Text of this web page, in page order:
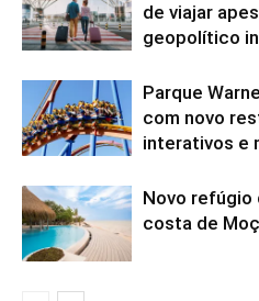
de viajar
geopolítico
Parque
com novo
interativos e
Novo refúgio
costa de